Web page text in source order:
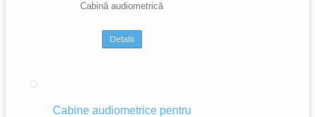
Cabină audiometrică
Detalii
Cabine audiometrice pentru